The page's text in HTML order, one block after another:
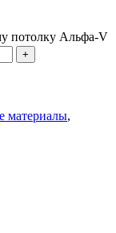
потолку Альфа-V
материалы,